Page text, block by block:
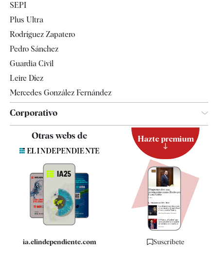
Televisión
SEPI
Plus Ultra
Rodríguez Zapatero
Pedro Sánchez
Guardia Civil
Leire Díez
Mercedes González Fernández
Corporativo
Contacto
Quiénes somos
Especificaciones
Otras webs de
ia.elindependiente.com
Hazte premium
Suscríbete